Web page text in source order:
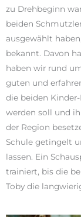
zu Drehbeginn
beiden
ausgewählt
bekannt. Davon
haben wir rund
guten und
die beiden
werden soll und
der Region
Schule getingelt
lassen. Ein
trainiert, bis die
Toby die